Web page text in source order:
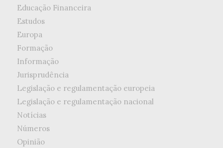
Educação Financeira
Estudos
Europa
Formação
Informação
Jurisprudência
Legislação e regulamentação europeia
Legislação e regulamentação nacional
Notícias
Números
Opinião